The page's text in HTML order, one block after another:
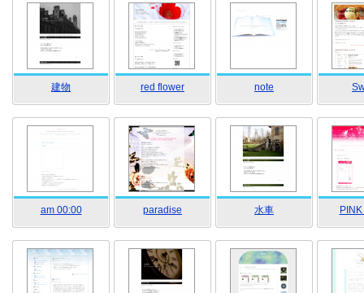
建物 red flower note
am 00:00 paradise 水車